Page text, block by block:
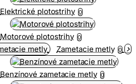
Elektrické plotostrihy 0
Motorové plotostrihy 0
Zametacie metly 0
Benzínové zametacie metly 0